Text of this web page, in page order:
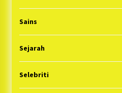
Sains
Sejarah
Selebriti